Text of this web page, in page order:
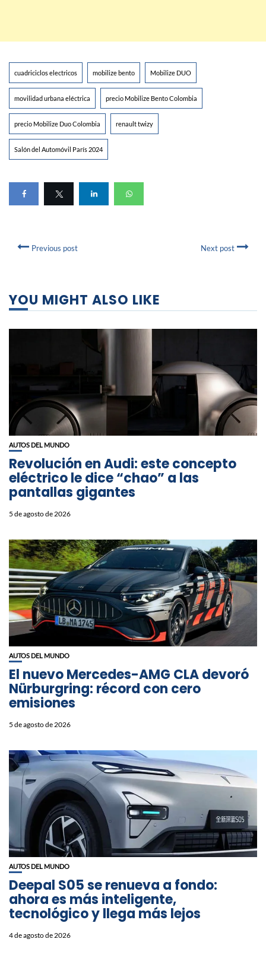
cuadriciclos electricos mobilize bento Mobilize DUO
movilidad urbana eléctrica precio Mobilize Bento Colombia
precio Mobilize Duo Colombia renault twizy
Salón del Automóvil París 2024
Previous post Next post
YOU MIGHT ALSO LIKE
AUTOS DEL MUNDO
Revolución en Audi: este concepto
eléctrico le dice “chao” a las
pantallas gigantes
5 de agosto de 2026
AUTOS DEL MUNDO
El nuevo Mercedes-AMG CLA devoró
Nürburgring: récord con cero
emisiones
5 de agosto de 2026
AUTOS DEL MUNDO
Deepal S05 se renueva a fondo:
ahora es más inteligente,
tecnológico y llega más lejos
4 de agosto de 2026